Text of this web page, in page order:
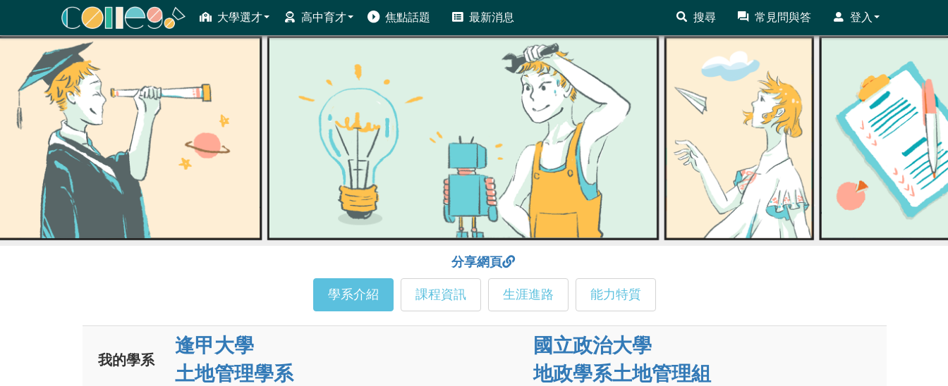
大學選才 高中育才 焦點話題 最新消息 搜尋 常見問與答 登入
ColleGo! 大學選才與高中育才輔助系統
分享網頁
學系介紹 課程資訊 生涯進路 能力特質
我的學系
逢甲大學
土地管理學系
國立政治大學
地政學系土地管理組